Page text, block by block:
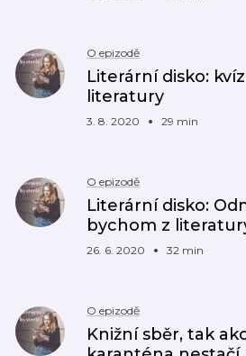
O epizodě
Literární disko:
literatury
3. 8. 2020 29 min
O epizodě
Literární disko:
bychom z
26. 6. 2020 32 min
O epizodě
Knižní sběr, tak